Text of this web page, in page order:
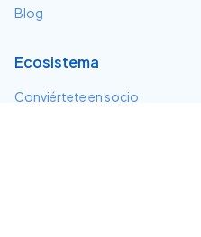
Blog
Ecosistema
Conviértete en socio